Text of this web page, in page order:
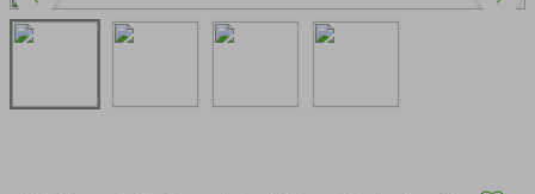
perfume